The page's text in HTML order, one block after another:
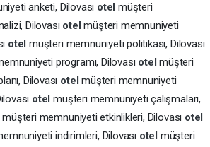
anketi, Dilovası otelmüşteri
Dilovası otelmüşteri memnuniyeti
otelmüşteri memnuniyeti politikası, Dilovası
programı, Dilovası otelmüşteri
Dilovası otelmüşteri memnuniyeti
otelmüşteri memnuniyeti çalışmaları,
müşteri memnuniyeti etkinlikleri, Dilovası otel
indirimleri, Dilovası otel müşteri